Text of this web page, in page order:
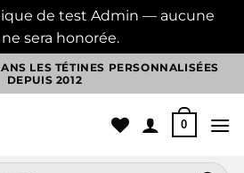
de test Admin — aucune
sera honorée.
LES TÉTINES PERSONNALISÉES
DEPUIS 2012
0